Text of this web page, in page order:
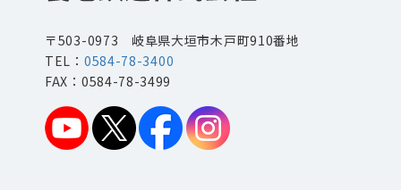
〒503-0973 岐阜県大垣市木戸町910番地
TEL： 0584-78-3400
FAX：0584-78-3499